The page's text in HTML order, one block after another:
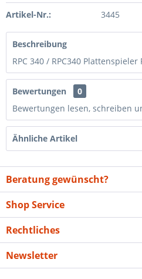
Artikel-Nr.: 3445
Beschreibung
RPC 340 / RPC340
Bewertungen
0
Bewertungen lesen, schreiben
Ähnliche Artikel
Beratung gewünscht?
Shop Service
Rechtliches
Newsletter